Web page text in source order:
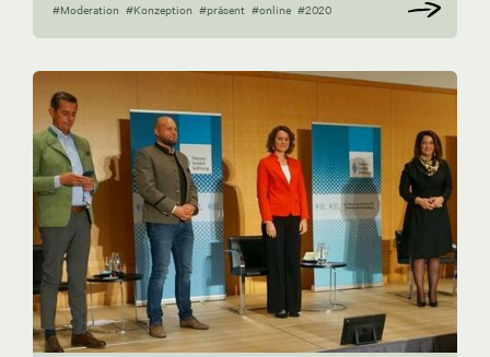
#Moderation #Konzeption #präsent #online #2020